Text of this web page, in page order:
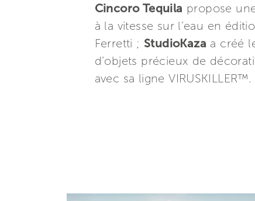
Cincoro Tequila propose
à la vitesse sur l’eau en
Ferretti ; StudioKaza a créé
d’objets précieux de
avec sa ligne VIRUSKILLER™.